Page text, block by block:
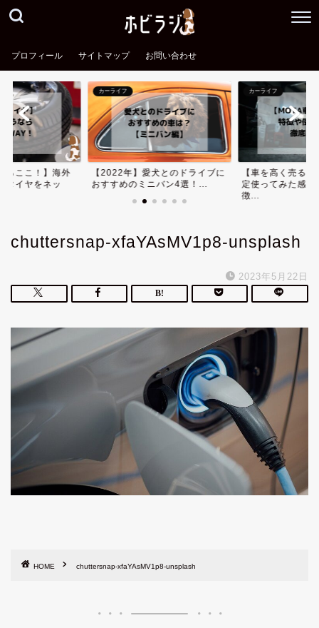
プロフィール サイトマップ お問い合わせ
らここ！】海外
タイヤをネッ
カーライフ
【2022年】愛犬とのドライブに
おすすめのミニバン4選！...
カーライフ
【車を高く売る
定使ってみた感想
徴...
chuttersnap-xfaYAsMV1p8-unsplash
2023年5月22日
HOME chuttersnap-xfaYAsMV1p8-unsplash